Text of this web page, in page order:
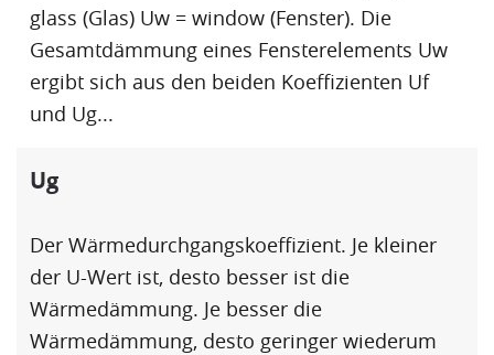
glass (Glas) Uw = window (Fenster). Die
Gesamtdämmung eines Fensterelements Uw
ergibt sich aus den beiden Koeffizienten Uf
und Ug...
Ug
Der Wärmedurchgangskoeffizient. Je kleiner
der U-Wert ist, desto besser ist die
Wärmedämmung. Je besser die
Wärmedämmung, desto geringer wiederum